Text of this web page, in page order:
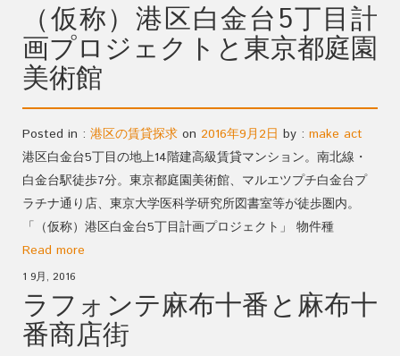
（仮称）港区白金台5丁目計
画プロジェクトと東京都庭園
美術館
Posted in : 港区の賃貸探求 on 2016年9月2日 by : make act
港区白金台5丁目の地上14階建高級賃貸マンション。南北線・
白金台駅徒歩7分。東京都庭園美術館、マルエツプチ白金台プ
ラチナ通り店、東京大学医科学研究所図書室等が徒歩圏内。
「（仮称）港区白金台5丁目計画プロジェクト」 物件種
Read more
1 9月, 2016
ラフォンテ麻布十番と麻布十
番商店街